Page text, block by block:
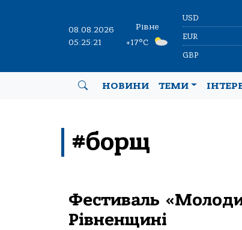
08.08.2026
05:25:21
Рівне
+17°C
USD
EUR
GBP
НОВИНИ ТЕМИ
#борщ
Фестиваль
Рівненщині